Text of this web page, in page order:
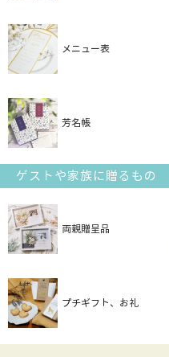
メニュー表
芳名帳
ゲストや家族に贈るもの
両親贈呈品
プチギフト、お礼